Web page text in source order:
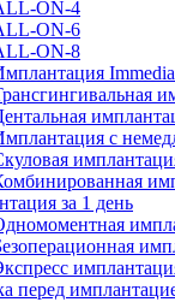
ON-4
ON-6
ON-8
с
за 1 день
перед